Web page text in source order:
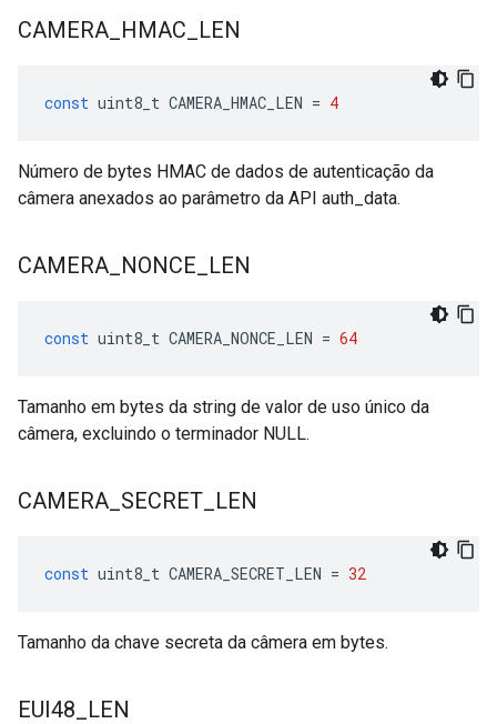
CAMERA HMAC LEN
const uint8_t CAMERA_HMAC_LEN = 4
Número de bytes HMAC de dados de autenticação da
câmera anexados ao parâmetro da API auth_data.
CAMERA NONCE LEN
const uint8_t CAMERA_NONCE_LEN = 64
Tamanho em bytes da string de valor de uso único da
câmera, excluindo o terminador NULL.
CAMERA SECRET LEN
const uint8_t CAMERA_SECRET_LEN = 32
Tamanho da chave secreta da câmera em bytes.
EUI48 LEN